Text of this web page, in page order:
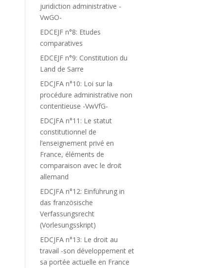
juridiction administrative -
VwGO-
EDCEJF n°8: Etudes
comparatives
EDCEJF n°9: Constitution du
Land de Sarre
EDCJFA n°10: Loi sur la
procédure administrative non
contentieuse -VwVfG-
EDCJFA n°11: Le statut
constitutionnel de
l’enseignement privé en
France, éléments de
comparaison avec le droit
allemand
EDCJFA n°12: Einführung in
das französische
Verfassungsrecht
(Vorlesungsskript)
EDCJFA n°13: Le droit au
travail -son développement et
sa portée actuelle en France